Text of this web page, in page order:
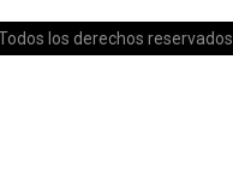
Todos los derechos reservados